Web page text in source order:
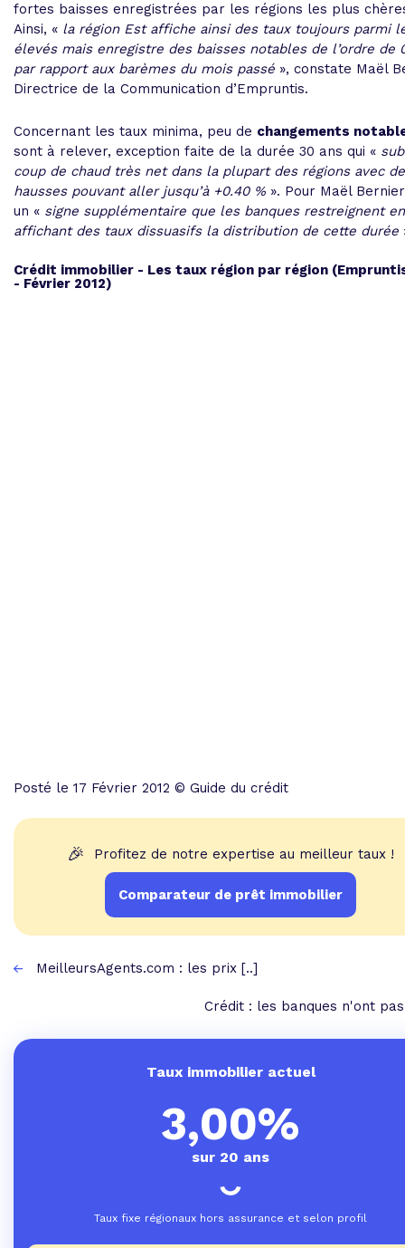
fortes baisses enregistrées par les régions les plus
Ainsi, « la région Est affiche ainsi des taux toujours parmi
élevés mais enregistre des baisses notables de l’ordre de
par rapport aux barèmes du mois passé », constate Maël
Directrice de la Communication d’Empruntis.
Concernant les taux minima, peu de changements
sont à relever, exception faite de la durée 30 ans qui «
coup de chaud très net dans la plupart des régions avec
hausses pouvant aller jusqu’à +0.40 % ». Pour Maël
un « signe supplémentaire que les banques restreignent en
affichant des taux dissuasifs la distribution de cette durée
Crédit immobilier - Les taux région par région
- Février 2012)
Posté le 17 Février 2012 © Guide du crédit
🎉 Profitez de notre expertise au meilleur taux !
Comparateur de prêt immobilier
MeilleursAgents.com : les prix [..]
Crédit : les banques n'ont
Taux immobilier actuel
3,00%
sur 20 ans
Taux fixe régionaux hors assurance et selon profil